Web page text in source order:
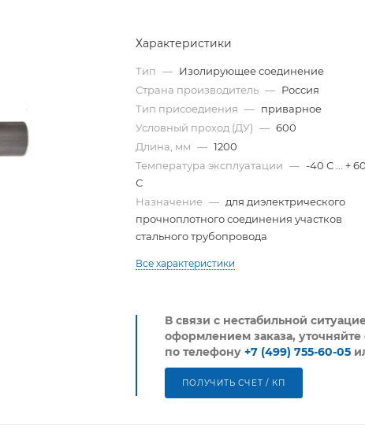
Характеристики
Тип — Изолирующее соединение
Страна производитель — Россия
Тип присоедиения — приварное
Условный проход (ДУ) — 600
Длина, мм — 1200
Температура эксплуатации — -40 С ... +
С
Назначение — для диэлектрического
прочноплотного соединения участков
стального трубопровода
Все характеристики
В связи с нестабильной
оформлением заказа,
по телефону+7 (499) 755-60-05
ПОЛУЧИТЬ СЧЕТ / КП